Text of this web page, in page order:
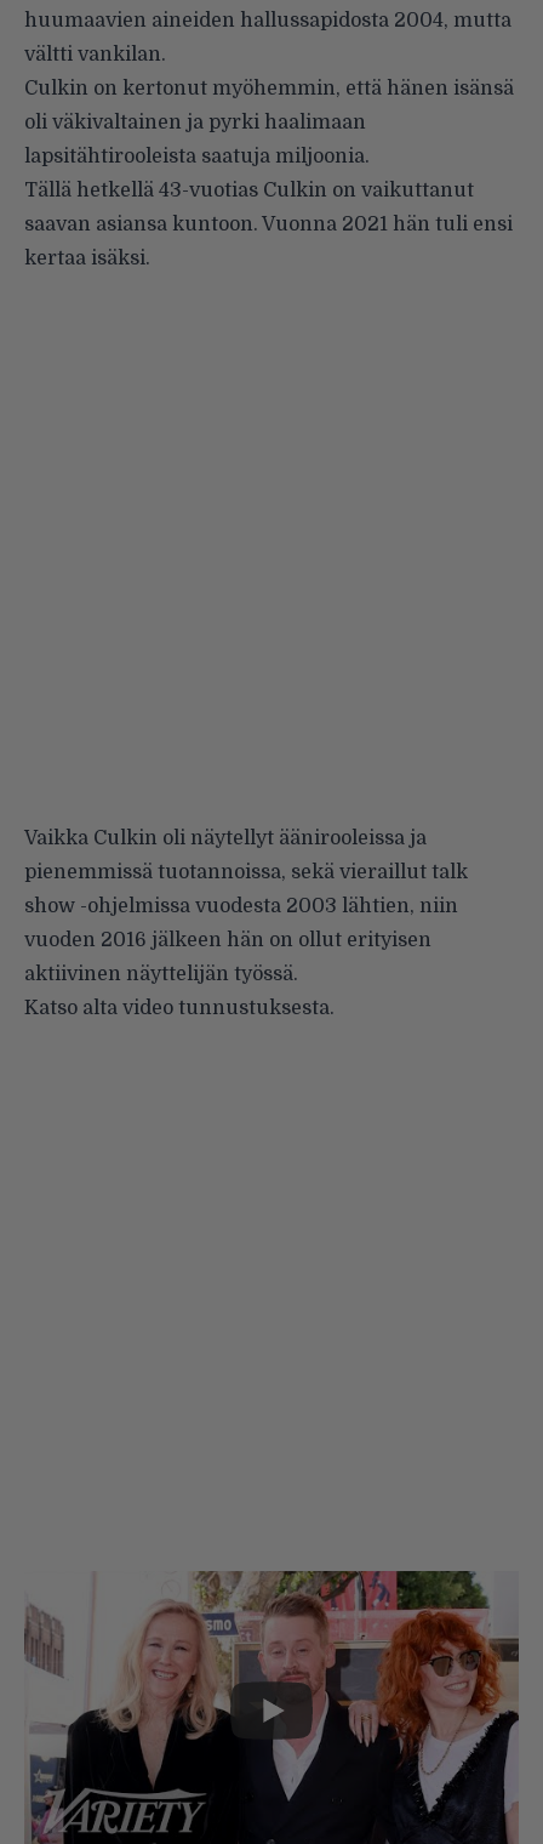
huumaavien aineiden hallussapidosta 2004, mutta
vältti vankilan.
Culkin on kertonut myöhemmin, että hänen isänsä
oli väkivaltainen ja pyrki haalimaan
lapsitähtirooleista saatuja miljoonia.
Tällä hetkellä 43-vuotias Culkin on vaikuttanut
saavan asiansa kuntoon. Vuonna 2021 hän tuli ensi
kertaa isäksi.
Vaikka Culkin oli näytellyt äänirooleissa ja
pienemmissä tuotannoissa, sekä vieraillut talk
show -ohjelmissa vuodesta 2003 lähtien, niin
vuoden 2016 jälkeen hän on ollut erityisen
aktiivinen näyttelijän työssä.
Katso alta video tunnustuksesta.